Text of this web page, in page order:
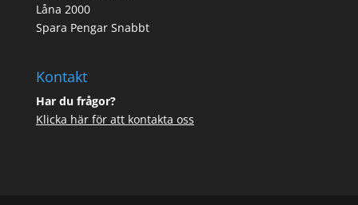
Låna 2000
Spara Pengar Snabbt
Kontakt
Har du frågor?
Klicka här för att kontakta oss